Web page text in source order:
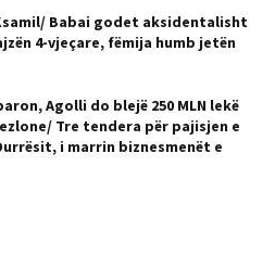
Babai godet aksidentalisht
4-vjeçare, fëmija humb jetën
Agolli do blejë 250 MLN lekë
Tre tendera për pajisjen e
i marrin biznesmenët e